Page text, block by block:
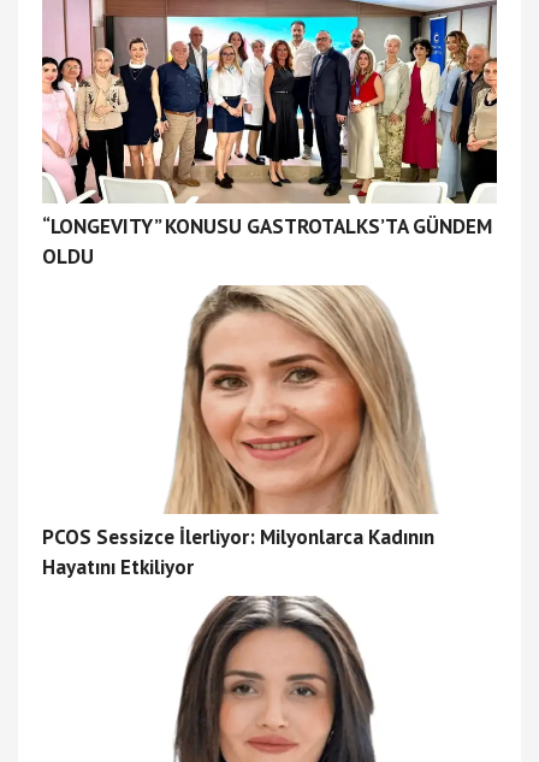
“LONGEVITY” KONUSU GASTROTALKS’TA GÜNDEM
OLDU
PCOS Sessizce İlerliyor: Milyonlarca Kadının
Hayatını Etkiliyor